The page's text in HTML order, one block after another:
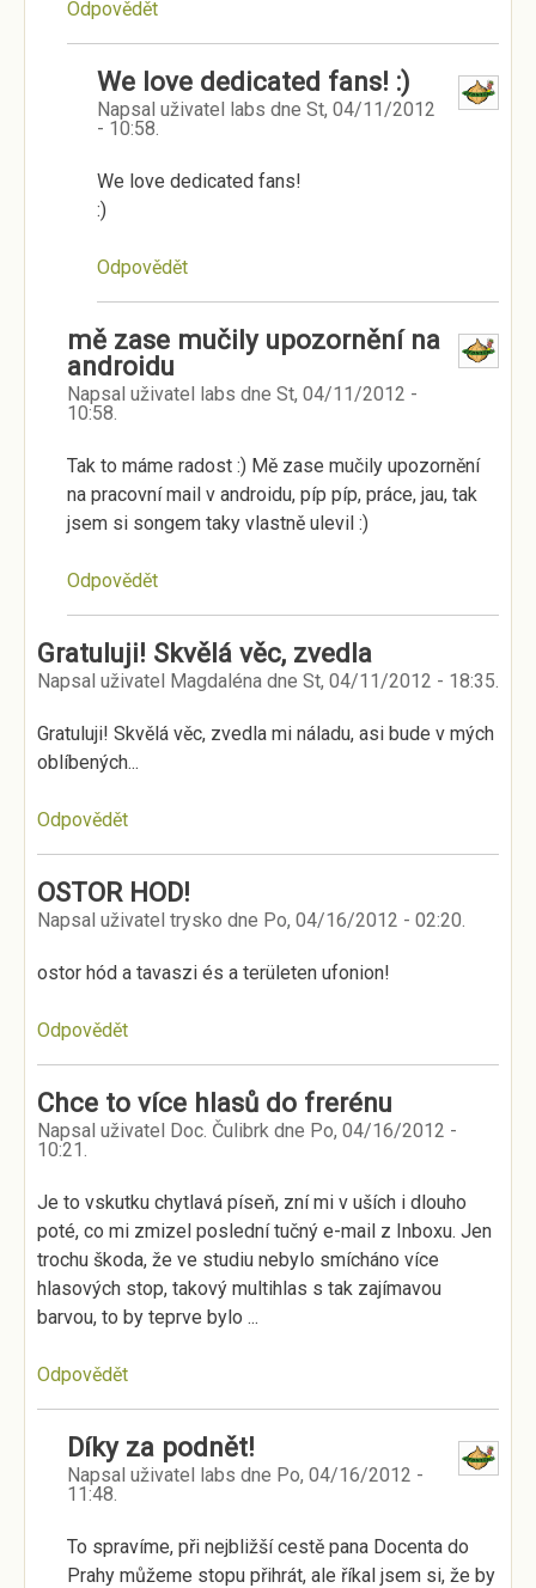
Odpovědět
We love dedicated fans! :)
Napsal uživatel labs dne St, 04/11/2012
- 10:58.
We love dedicated fans!
:)
Odpovědět
mě zase mučily upozornění na
androidu
Napsal uživatel labs dne St, 04/11/2012 -
10:58.
Tak to máme radost :) Mě zase mučily upozornění
na pracovní mail v androidu, píp píp, práce, jau, tak
jsem si songem taky vlastně ulevil :)
Odpovědět
Gratuluji! Skvělá věc, zvedla
Napsal uživatel Magdaléna dne St, 04/11/2012 - 18:35.
Gratuluji! Skvělá věc, zvedla mi náladu, asi bude v mých
oblíbených...
Odpovědět
OSTOR HOD!
Napsal uživatel trysko dne Po, 04/16/2012 - 02:20.
ostor hód a tavaszi és a területen ufonion!
Odpovědět
Chce to více hlasů do frerénu
Napsal uživatel Doc. Čulibrk dne Po, 04/16/2012 -
10:21.
Je to vskutku chytlavá píseň, zní mi v uších i dlouho
poté, co mi zmizel poslední tučný e-mail z Inboxu. Jen
trochu škoda, že ve studiu nebylo smícháno více
hlasových stop, takový multihlas s tak zajímavou
barvou, to by teprve bylo ...
Odpovědět
Díky za podnět!
Napsal uživatel labs dne Po, 04/16/2012 -
11:48.
To spravíme, při nejbližší cestě pana Docenta do
Prahy můžeme stopu přihrát, ale říkal jsem si, že by